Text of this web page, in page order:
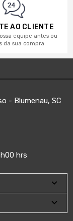
AO CLIENTE
equipe antes ou
da sua compra
- Blumenau, SC
hrs